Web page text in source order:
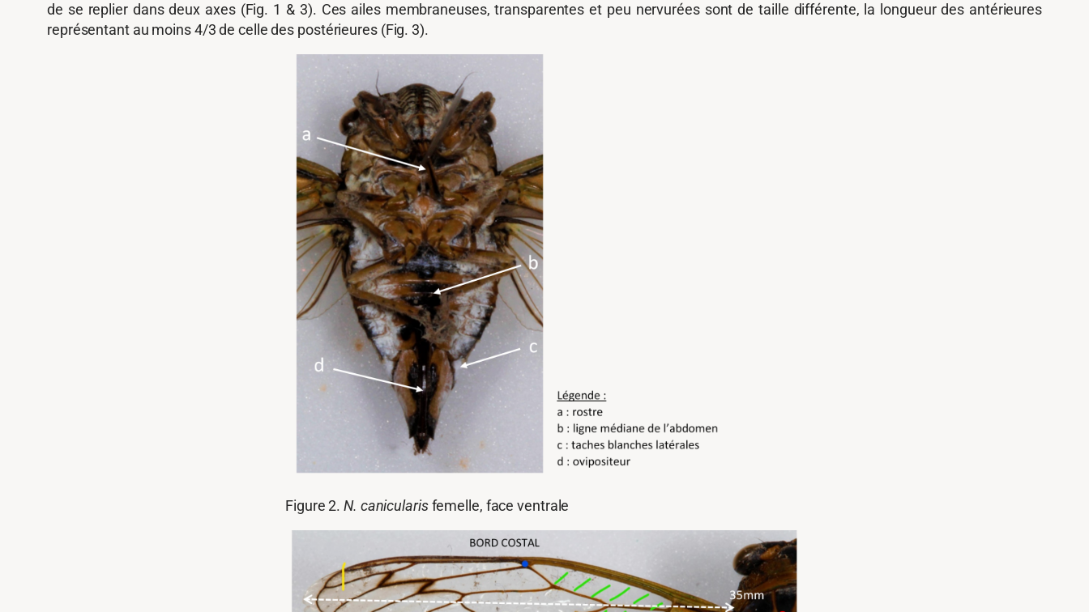
de se replier dans deux axes (Fig. 1 & 3). Ces ailes membraneuses, transparentes et peu nervurées sont de taille différente, la longueur des antérieures
représentant au moins 4/3 de celle des postérieures (Fig. 3).
Figure 2. N. canicularisfemelle, face ventrale